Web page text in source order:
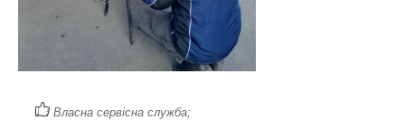
Власна сервісна служба;